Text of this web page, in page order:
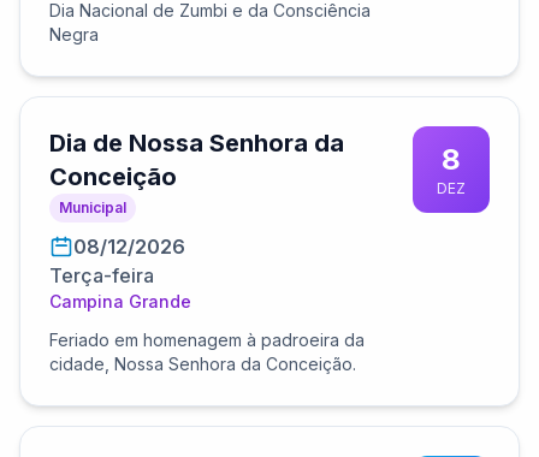
Dia Nacional de Zumbi e da Consciência
Negra
Dia de Nossa Senhora da
Conceição
Municipal
08/12/2026
Terça-feira
Campina Grande
Feriado em homenagem à padroeira da
cidade, Nossa Senhora da Conceição.
8
DEZ